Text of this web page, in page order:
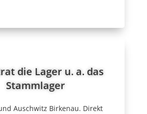
die Lager u. a. das
Stammlager
Auschwitz Birkenau. Direkt